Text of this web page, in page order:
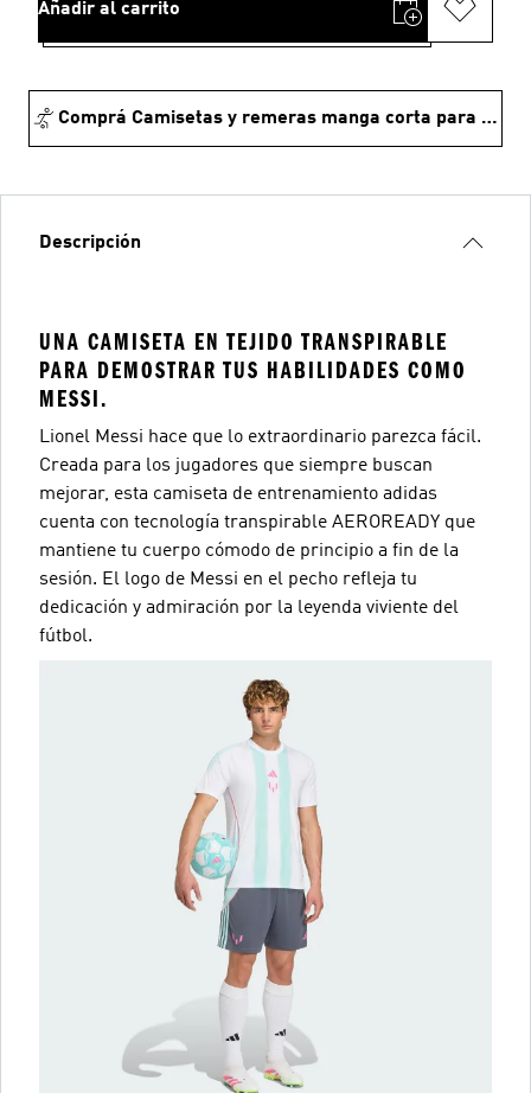
Añadir al carrito
Comprá Camisetas y remeras manga corta para fútbol
Descripción
UNA CAMISETA EN TEJIDO TRANSPIRABLE
PARA DEMOSTRAR TUS HABILIDADES COMO
MESSI.
Lionel Messi hace que lo extraordinario parezca fácil.
Creada para los jugadores que siempre buscan
mejorar, esta camiseta de entrenamiento adidas
cuenta con tecnología transpirable AEROREADY que
mantiene tu cuerpo cómodo de principio a fin de la
sesión. El logo de Messi en el pecho refleja tu
dedicación y admiración por la leyenda viviente del
fútbol.